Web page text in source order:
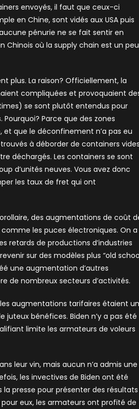
envoyés, il faut que ceux-ci
en Chine, sont vidés aux USA puis
pénurie ne se fait sentir en
Chinois où la supply chain est un peu
plus. La raison? Officiellement, la
compliquées et provoquaient
se sont plutôt entendus pour
Parce que des zones
et que le déconfinement n’a pas eu
à déborder de containers
déchargés. Les containers se sont
d’unités neuves. Vous avez donc
les taux de fret qui ont
des augmentations de coût
les puces électroniques. On a
retards de productions d’industries
sur des modèles plus “old
une augmentation d’autres
de nombreux secteurs d’activités.
augmentations tarifaires étaient
bénéfices. Biden n’y a pas été
limite les armateurs de voleurs
leur vin, mais aucun n’a admis une
les invectives de Biden ont été
presse pour présenter des résultats
eux, les armateurs ont profité de